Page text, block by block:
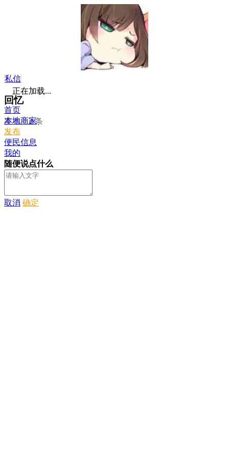
私信
回忆
发布：2 条
正在加载...
首页
本地商家
发布
便民信息
我的
随便说点什么
取消 确定